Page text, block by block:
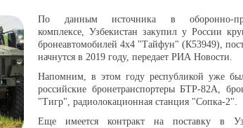
По данным источника в оборонно-
комплексе, Узбекистан закупил у России
бронеавтомобилей 4х4 "Тайфун" (К53949),
начнутся в 2019 году, передает РИА Новости.
Напомним, в этом году республикой уже
российские бронетранспортеры БТР-82А,
"Тигр", радиолокационная станция "Сопка-2".
Еще имеется контракт на поставку в